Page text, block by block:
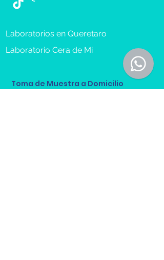
Laboratorios en Queretaro
Laboratorio Cera de Mi
Toma de Muestra a Domicilio